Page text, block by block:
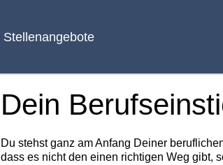
Stellenangebote
Dein
Du stehst ganz am Anfang Deiner
dass es nicht den einen richtigen Weg gibt,